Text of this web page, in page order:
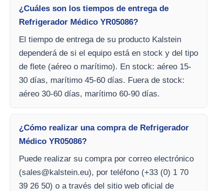
¿Cuáles son los tiempos de entrega de
Refrigerador Médico YR05086?
El tiempo de entrega de su producto Kalstein
dependerá de si el equipo está en stock y del tipo
de flete (aéreo o marítimo). En stock: aéreo 15-
30 días, marítimo 45-60 días. Fuera de stock:
aéreo 30-60 días, marítimo 60-90 días.
¿Cómo realizar una compra de Refrigerador
Médico YR05086?
Puede realizar su compra por correo electrónico
(sales@kalstein.eu), por teléfono (+33 (0) 1 70
39 26 50) o a través del sitio web oficial de